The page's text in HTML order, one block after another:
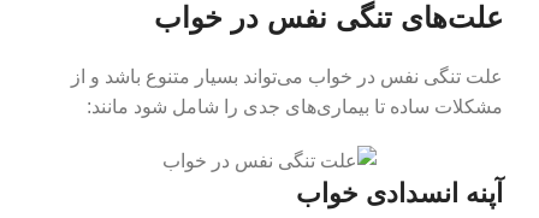
علت‌های تنگی نفس در خواب
علت تنگی نفس در خواب می‌تواند بسیار متنوع باشد و از
مشکلات ساده تا بیماری‌های جدی را شامل شود مانند:
آپنه انسدادی خواب